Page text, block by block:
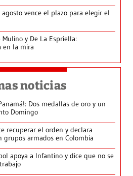
vence el plazo para elegir el
y De La Espriella:
en la mira
noticias
Dos medallas de oro y un
Domingo
recuperar el orden y declara
grupos armados en Colombia
apoya a Infantino y dice que no se